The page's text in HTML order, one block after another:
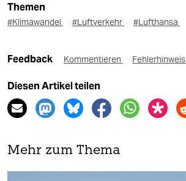
Themen
#Klimawandel #Luftverkehr #Lufthansa
Feedback Kommentieren Fehlerhinweis
Diesen Artikel teilen
Mehr zum Thema